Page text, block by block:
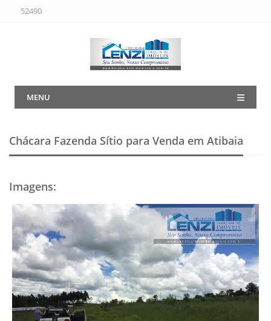
52490
MENU
Chácara Fazenda Sítio para Venda em Atibaia
Imagens: